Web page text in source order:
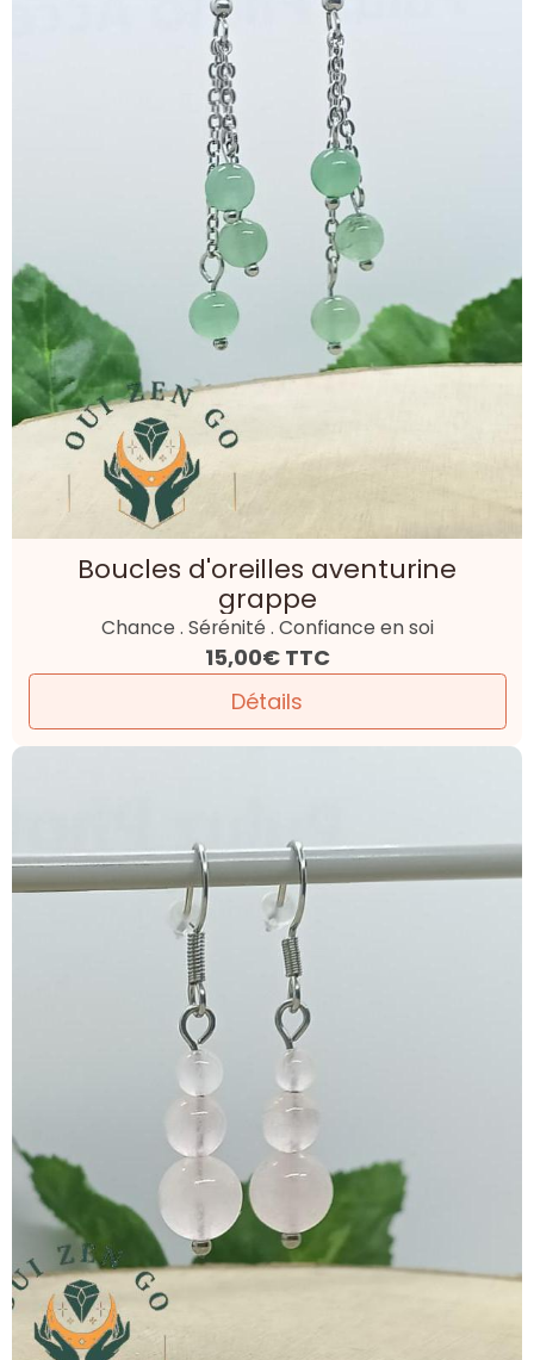
Boucles d'oreilles aventurine
grappe
Chance . Sérénité . Confiance en soi
15,00€ TTC
Détails